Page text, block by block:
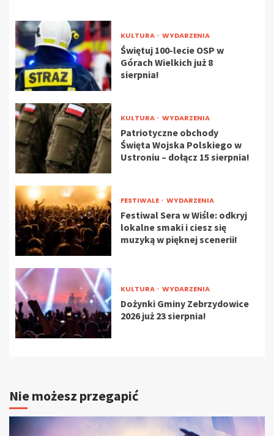
KULTURA WYDARZENIA
Świętuj 100-lecie OSP w
Górach Wielkich już 8
sierpnia!
KULTURA WYDARZENIA
Patriotyczne obchody
Święta Wojska Polskiego w
Ustroniu – dołącz 15 sierpnia!
FESTIWALE WYDARZENIA
Festiwal Sera w Wiśle: odkryj
lokalne smaki i ciesz się
muzyką w pięknej scenerii!
KULTURA WYDARZENIA
Dożynki Gminy Zebrzydowice
2026 już 23 sierpnia!
Nie możesz przegapić